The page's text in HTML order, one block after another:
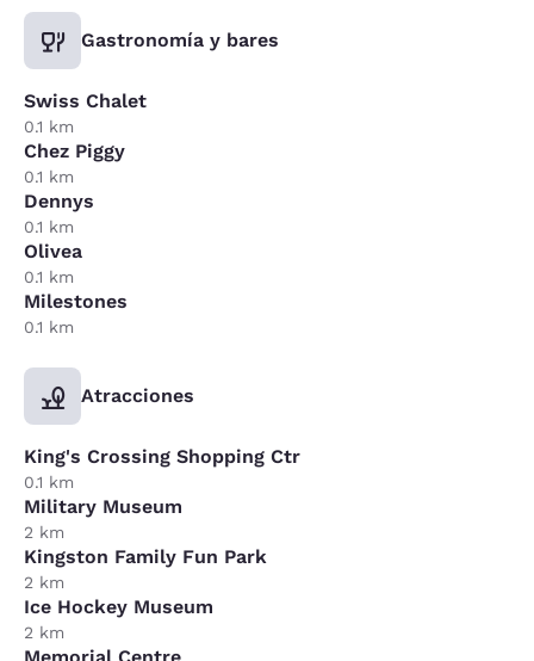
Gastronomía y bares
Swiss Chalet
0.1 km
Chez Piggy
0.1 km
Dennys
0.1 km
Olivea
0.1 km
Milestones
0.1 km
Atracciones
King's Crossing Shopping Ctr
0.1 km
Military Museum
2 km
Kingston Family Fun Park
2 km
Ice Hockey Museum
2 km